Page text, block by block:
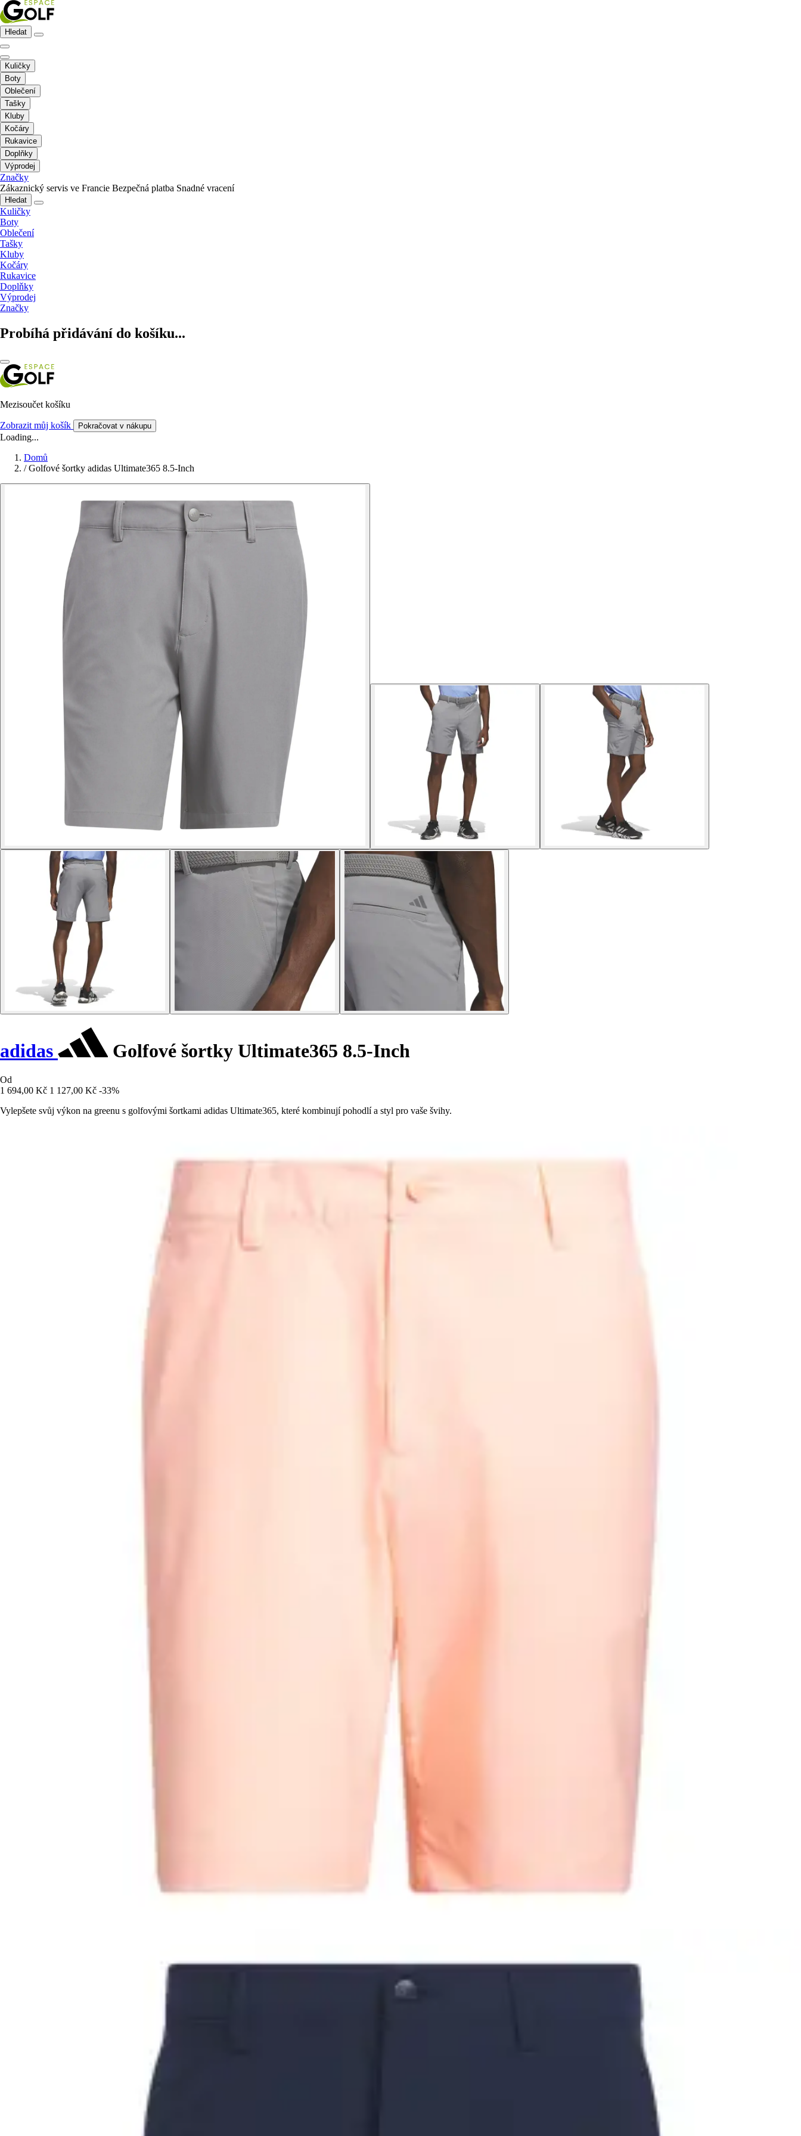
Hledat
Kuličky
Boty
Oblečení
Tašky
Kluby
Kočáry
Rukavice
Doplňky
Výprodej
Značky
Zákaznický servis ve Francie Bezpečná platba Snadné vracení
Hledat
Kuličky
Boty
Oblečení
Tašky
Kluby
Kočáry
Rukavice
Doplňky
Výprodej
Značky
Probíhá přidávání do košíku...
Mezisoučet košíku
Zobrazit můj košík Pokračovat v nákupu
Loading...
Domů
/ Golfové šortky adidas Ultimate365 8.5-Inch
adidas Golfové šortky Ultimate365 8.5-Inch
Od
1 694,00 Kč 1 127,00 Kč -33%
Vylepšete svůj výkon na greenu s golfovými šortkami adidas Ultimate365, které kombinují pohodlí a styl pro vaše švihy.